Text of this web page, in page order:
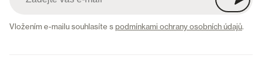
Vložením e-mailu souhlasíte spodmínkami ochrany osobních údajů.